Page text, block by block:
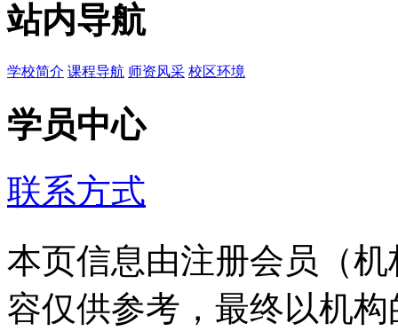
站内导航
学校简介 课程导航 师资风采 校区环境
学员中心
联系方式
本页信息由注册会员（
容仅供参考，最终以机